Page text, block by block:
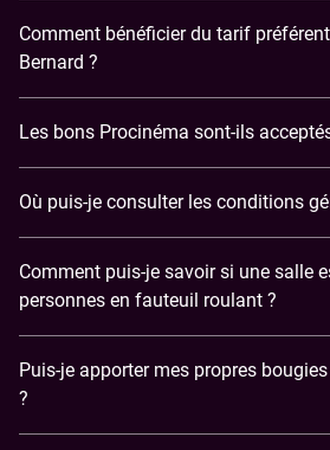
Comment bénéficier du tarif
Bernard ?
Les bons Procinéma sont-ils
Où puis-je consulter les conditions
Comment puis-je savoir si une salle
personnes en fauteuil roulant ?
Puis-je apporter mes propres
?